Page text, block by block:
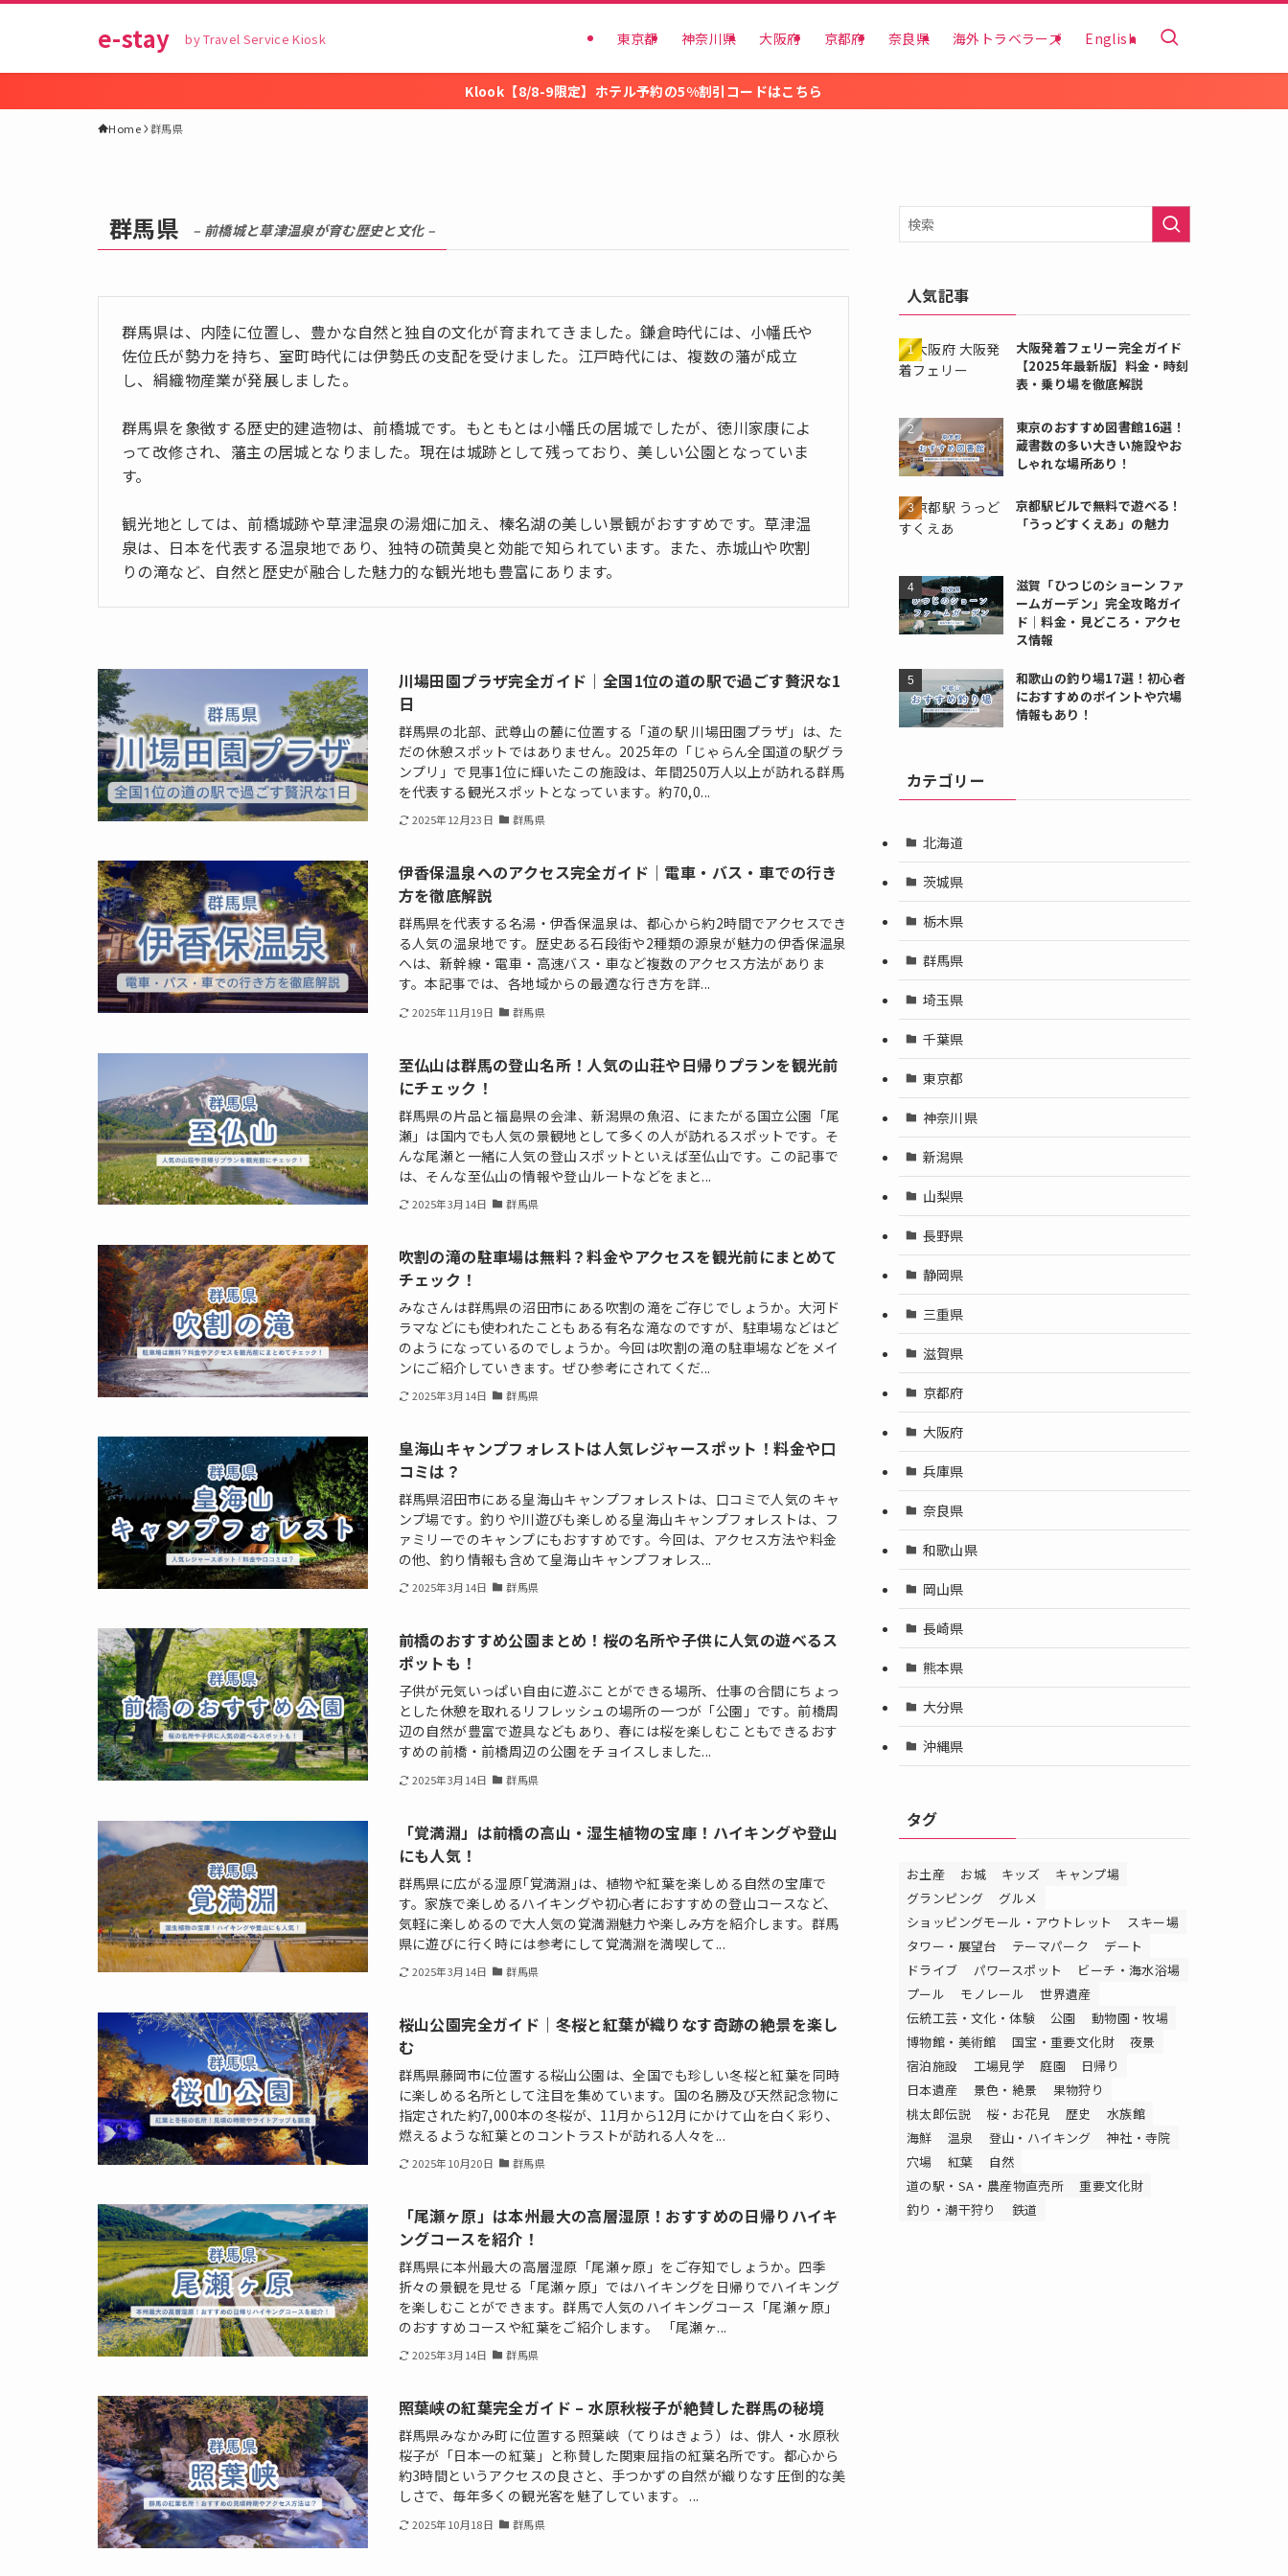
e-stay by Travel Service Kiosk 東京都 神奈川県 大阪府 京都府 奈良県 海外トラベラーズ English
Klook【8/8-9限定】ホテル予約の5%割引コードはこちら
Home 群馬県
群馬県 – 前橋城と草津温泉が育む歴史と文化 –
群馬県は、内陸に位置し、豊かな自然と独自の文化が育まれてきました。鎌倉時代には、小幡氏や
佐位氏が勢力を持ち、室町時代には伊勢氏の支配を受けました。江戸時代には、複数の藩が成立
し、絹織物産業が発展しました。
群馬県を象徴する歴史的建造物は、前橋城です。もともとは小幡氏の居城でしたが、徳川家康によ
って改修され、藩主の居城となりました。現在は城跡として残っており、美しい公園となっていま
す。
観光地としては、前橋城跡や草津温泉の湯畑に加え、榛名湖の美しい景観がおすすめです。草津温
泉は、日本を代表する温泉地であり、独特の硫黄臭と効能で知られています。また、赤城山や吹割
りの滝など、自然と歴史が融合した魅力的な観光地も豊富にあります。
川場田園プラザ完全ガイド｜全国1位の道の駅で過ごす贅沢な1
日
群馬県の北部、武尊山の麓に位置する「道の駅 川場田園プラザ」は、た
だの休憩スポットではありません。2025年の「じゃらん全国道の駅グラ
ンプリ」で見事1位に輝いたこの施設は、年間250万人以上が訪れる群馬
を代表する観光スポットとなっています。約70,0...
2025年12月23日 群馬県
伊香保温泉へのアクセス完全ガイド｜電車・バス・車での行き
方を徹底解説
群馬県を代表する名湯・伊香保温泉は、都心から約2時間でアクセスでき
る人気の温泉地です。歴史ある石段街や2種類の源泉が魅力の伊香保温泉
へは、新幹線・電車・高速バス・車など複数のアクセス方法がありま
す。本記事では、各地域からの最適な行き方を詳...
2025年11月19日 群馬県
至仏山は群馬の登山名所！人気の山荘や日帰りプランを観光前
にチェック！
群馬県の片品と福島県の会津、新潟県の魚沼、にまたがる国立公園「尾
瀬」は国内でも人気の景観地として多くの人が訪れるスポットです。そ
んな尾瀬と一緒に人気の登山スポットといえば至仏山です。この記事で
は、そんな至仏山の情報や登山ルートなどをまと...
2025年3月14日 群馬県
吹割の滝の駐車場は無料？料金やアクセスを観光前にまとめて
チェック！
みなさんは群馬県の沼田市にある吹割の滝をご存じでしょうか。大河ド
ラマなどにも使われたこともある有名な滝なのですが、駐車場などはど
のようになっているのでしょうか。今回は吹割の滝の駐車場などをメイ
ンにご紹介していきます。ぜひ参考にされてくだ...
2025年3月14日 群馬県
皇海山キャンプフォレストは人気レジャースポット！料金や口
コミは？
群馬県沼田市にある皇海山キャンプフォレストは、口コミで人気のキャ
ンプ場です。釣りや川遊びも楽しめる皇海山キャンプフォレストは、フ
ァミリーでのキャンプにもおすすめです。今回は、アクセス方法や料金
の他、釣り情報も含めて皇海山キャンプフォレス...
2025年3月14日 群馬県
前橋のおすすめ公園まとめ！桜の名所や子供に人気の遊べるス
ポットも！
子供が元気いっぱい自由に遊ぶことができる場所、仕事の合間にちょっ
とした休憩を取れるリフレッシュの場所の一つが「公園」です。前橋周
辺の自然が豊富で遊具などもあり、春には桜を楽しむこともできるおす
すめの前橋・前橋周辺の公園をチョイスしました...
2025年3月14日 群馬県
「覚満淵」は前橋の高山・湿生植物の宝庫！ハイキングや登山
にも人気！
群馬県に広がる湿原｢覚満淵｣は、植物や紅葉を楽しめる自然の宝庫で
す。家族で楽しめるハイキングや初心者におすすめの登山コースなど、
気軽に楽しめるので大人気の覚満淵魅力や楽しみ方を紹介します。群馬
県に遊びに行く時には参考にして覚満淵を満喫して...
2025年3月14日 群馬県
桜山公園完全ガイド｜冬桜と紅葉が織りなす奇跡の絶景を楽し
む
群馬県藤岡市に位置する桜山公園は、全国でも珍しい冬桜と紅葉を同時
に楽しめる名所として注目を集めています。国の名勝及び天然記念物に
指定された約7,000本の冬桜が、11月から12月にかけて山を白く彩り、
燃えるような紅葉とのコントラストが訪れる人々を...
2025年10月20日 群馬県
「尾瀬ヶ原」は本州最大の高層湿原！おすすめの日帰りハイキ
ングコースを紹介！
群馬県に本州最大の高層湿原「尾瀬ヶ原」をご存知でしょうか。四季
折々の景観を見せる「尾瀬ヶ原」ではハイキングを日帰りでハイキング
を楽しむことができます。群馬で人気のハイキングコース「尾瀬ヶ原」
のおすすめコースや紅葉をご紹介します。 「尾瀬ヶ...
2025年3月14日 群馬県
照葉峡の紅葉完全ガイド – 水原秋桜子が絶賛した群馬の秘境
群馬県みなかみ町に位置する照葉峡（てりはきょう）は、俳人・水原秋
桜子が「日本一の紅葉」と称賛した関東屈指の紅葉名所です。都心から
約3時間というアクセスの良さと、手つかずの自然が織りなす圧倒的な美
しさで、毎年多くの観光客を魅了しています。 ...
2025年10月18日 群馬県
人気記事
大阪発着フェリー完全ガイド
【2025年最新版】料金・時刻
表・乗り場を徹底解説
東京のおすすめ図書館16選！
蔵書数の多い大きい施設やお
しゃれな場所あり！
京都駅ビルで無料で遊べる！
「うっどすくえあ」の魅力
滋賀「ひつじのショーン ファ
ームガーデン」完全攻略ガイ
ド｜料金・見どころ・アクセ
ス情報
和歌山の釣り場17選！初心者
におすすめのポイントや穴場
情報もあり！
カテゴリー
北海道
茨城県
栃木県
群馬県
埼玉県
千葉県
東京都
神奈川県
新潟県
山梨県
長野県
静岡県
三重県
滋賀県
京都府
大阪府
兵庫県
奈良県
和歌山県
岡山県
長崎県
熊本県
大分県
沖縄県
タグ
お土産 お城 キッズ
キャンプ場
グランピング
グルメ
ショッピングモール・アウトレット
スキー場
タワー・展望台
テーマパーク
デート
ドライブ
パワースポット
ビーチ・海水浴場
プール
モノレール
世界遺産
伝統工芸・文化・体験
公園
動物園・牧場
博物館・美術館
国宝・重要文化財
夜景
宿泊施設
工場見学 庭園
日帰り
日本遺産
景色・絶景
果物狩り
桃太郎伝説
桜・お花見 歴史
水族館
海鮮
温泉 登山・ハイキング
神社・寺院
穴場
紅葉
自然
道の駅・SA・農産物直売所
重要文化財
釣り・潮干狩り
鉄道